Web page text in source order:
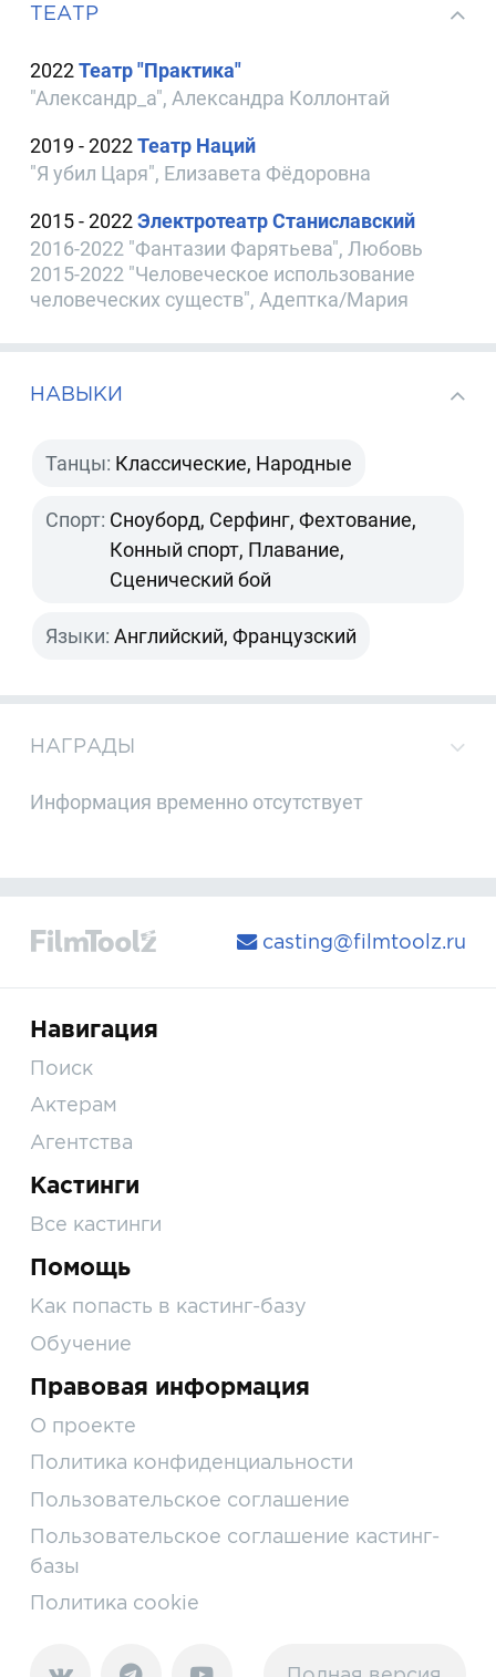
ТЕАТР
2022Театр "Практика"
"Александр_а", Александра Коллонтай
2019 - 2022Театр Наций
"Я убил Царя", Елизавета Фёдоровна
2015 - 2022Электротеатр Станиславский
2016-2022 "Фантазии Фарятьева", Любовь
2015-2022 "Человеческое использование
человеческих существ", Адептка/Мария
НАВЫКИ
Танцы: Классические, Народные
Спорт: Сноуборд, Серфинг, Фехтование,
Конный спорт, Плавание,
Сценический бой
Языки: Английский, Французский
НАГРАДЫ
Информация временно отсутствует
casting@filmtoolz.ru
Навигация
Поиск
Актерам
Агентства
Кастинги
Все кастинги
Помощь
Как попасть в кастинг-базу
Обучение
Правовая информация
О проекте
Политика конфиденциальности
Пользовательское соглашение
Пользовательское соглашение кастинг-
базы
Политика cookie